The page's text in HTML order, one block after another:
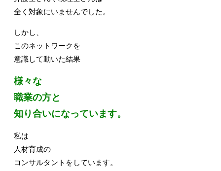
全く対象にいませんでした。
しかし、
このネットワークを
意識して動いた結果
様々な
職業の方と
知り合いになっています。
私は
人材育成の
コンサルタントをしています。